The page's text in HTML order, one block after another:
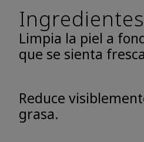
Limpia la piel a
que se sienta
Reduce
grasa.